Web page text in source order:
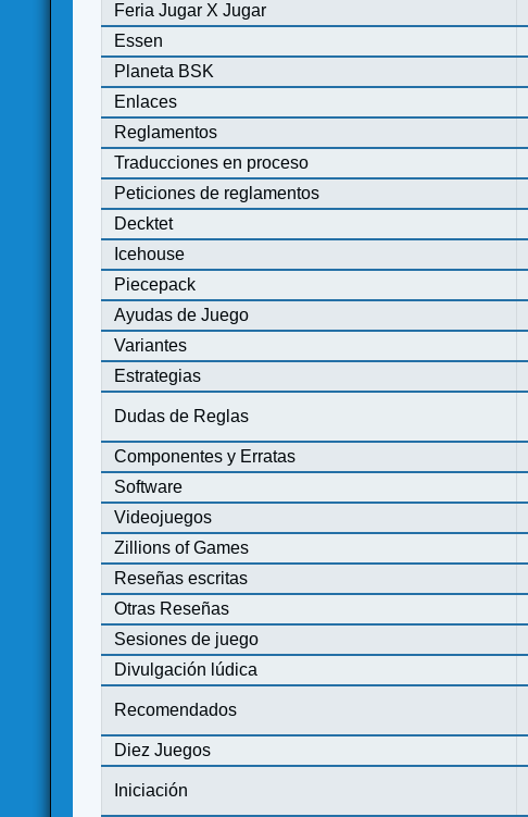
Feria Jugar X Jugar
Essen
Planeta BSK
Enlaces
Reglamentos
Traducciones en proceso
Peticiones de reglamentos
Decktet
Icehouse
Piecepack
Ayudas de Juego
Variantes
Estrategias
Dudas de Reglas
Componentes y Erratas
Software
Videojuegos
Zillions of Games
Reseñas escritas
Otras Reseñas
Sesiones de juego
Divulgación lúdica
Recomendados
Diez Juegos
Iniciación